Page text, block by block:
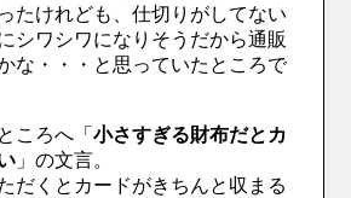
たけれども、仕切りがしてない
シワシワになりそうだから通販
な・・・と思っていたところで
ころへ「小さすぎる財布だとカ
」の文言。
だくとカードがきちんと収まる